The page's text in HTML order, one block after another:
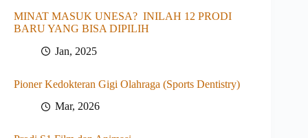
MINAT MASUK UNESA? INILAH 12 PRODI
BARU YANG BISA DIPILIH
Jan, 2025
Pioner Kedokteran Gigi Olahraga (Sports Dentistry)
Mar, 2026